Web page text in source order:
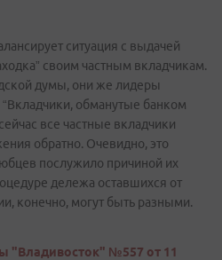
ситуация с выдачей
своим частным вкладчикам.
думы, они же лидеры
обманутые банком
все частные вкладчики
обратно. Очевидно, это
послужило причиной их
дележа оставшихся от
конечно, могут быть разными.
"Владивосток" №557 от 11